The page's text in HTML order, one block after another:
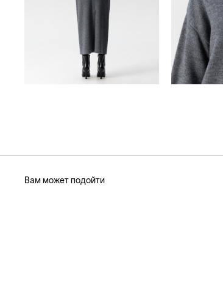
Вам может подойти